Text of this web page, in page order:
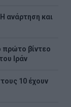
ανάρτηση και
πρώτο βίντεο
Ιράν
10 έχουν